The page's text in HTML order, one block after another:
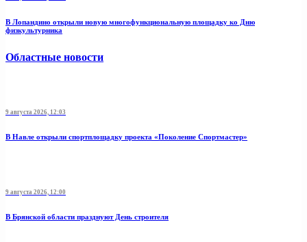
В Лопандино открыли новую многофункциональную площадку ко Дню
физкультурника
Областные новости
9 августа 2026, 12:03
В Навле открыли спортплощадку проекта «Поколение Спортмастер»
9 августа 2026, 12:00
В Брянской области празднуют День строителя